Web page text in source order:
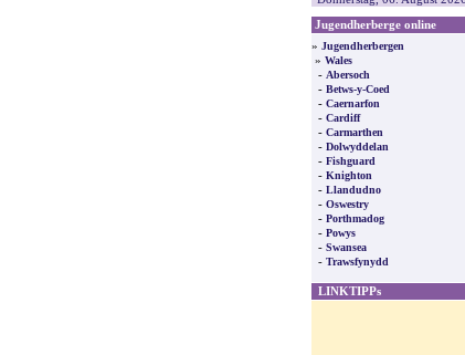
Jugendherberge online
» Jugendherbergen
» Wales
- Abersoch
- Betws-y-Coed
- Caernarfon
- Cardiff
- Carmarthen
- Dolwyddelan
- Fishguard
- Knighton
- Llandudno
- Oswestry
- Porthmadog
- Powys
- Swansea
- Trawsfynydd
LINKTIPPs